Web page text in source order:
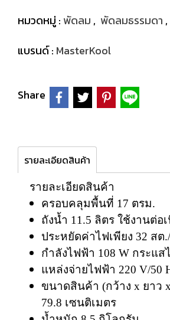
หมวดหมู่ : พัดลม , พัดลมธรรมดา ,
แบรนด์ : MasterKool
Share
รายละเอียดสินค้า
รายละเอียดสินค้า
ครอบคลุมพื้นที่ 17 ตรม.
ถังน้ำ 11.5 ลิตร ใช้งานต่อ
ประหยัดค่าไฟเพียง 32 สต
กำลังไฟฟ้า 108 W กระแส
แหล่งจ่ายไฟฟ้า 220 V/50
ขนาดสินค้า (กว้าง x ยาว
79.8 เซนติเมตร